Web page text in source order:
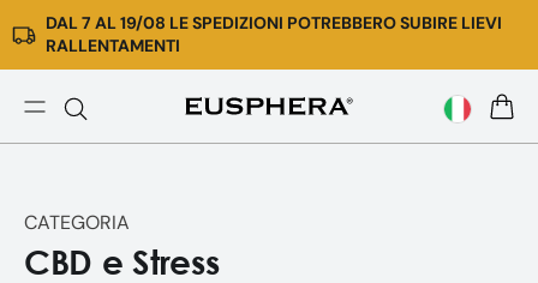
Vai
direttamente
ai
contenuti
DAL 7 AL 19/08 LE SPEDIZIONI POTREBBERO SUBIRE LIEVI
RALLENTAMENTI
rilassanti
CATEGORIA
CBD e Stress